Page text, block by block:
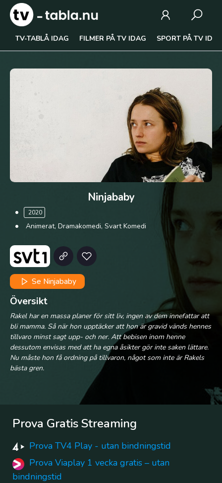
TV-TABLÅ IDAG FILMER PÅ TV IDAG SPORT PÅ TV
Ninjababy
2020
Animerat, Dramakomedi, Svart Komedi
Se Ninjababy
Översikt
Rakel har en massa planer för sitt liv, ingen av dem innefattar att
bli mamma. Så när hon upptäcker att hon är gravid vänds hennes
tillvaro minst sagt upp- och ner. Att bebisen inom henne
dessutom envisas med att ha egna åsikter gör inte saken lättare.
Nu måste hon få ordning på tillvaron, något som inte är Rakels
bästa gren.
Prova Gratis Streaming
Prova TV4 Play - utan bindningstid
Prova Viaplay 1 vecka gratis – utan
bindningstid